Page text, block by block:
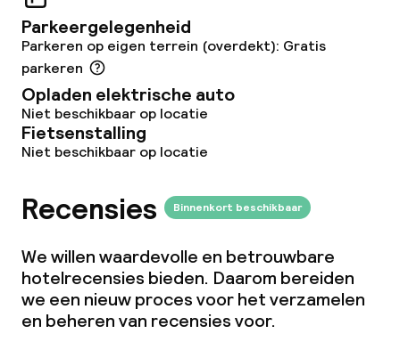
Parkeergelegenheid
Parkeren op eigen terrein (overdekt): Gratis
parkeren
Opladen elektrische auto
Niet beschikbaar op locatie
Fietsenstalling
Niet beschikbaar op locatie
Recensies Binnenkort beschikbaar
We willen waardevolle en betrouwbare
hotelrecensies bieden. Daarom bereiden
we een nieuw proces voor het verzamelen
en beheren van recensies voor.